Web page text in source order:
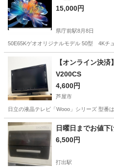
15,000円
県庁前駅8月8日
50E65Kゲオオリジナルモデル 50型 4Kチ
県庁前駅 テレビ
【オンライン決済
V200CS
4,600円
芦屋市
日立の液晶テレビ「Wooo」シリーズ 型番
兵庫 芦屋市 テレビ
日曜日までお値
6,500円
打出駅